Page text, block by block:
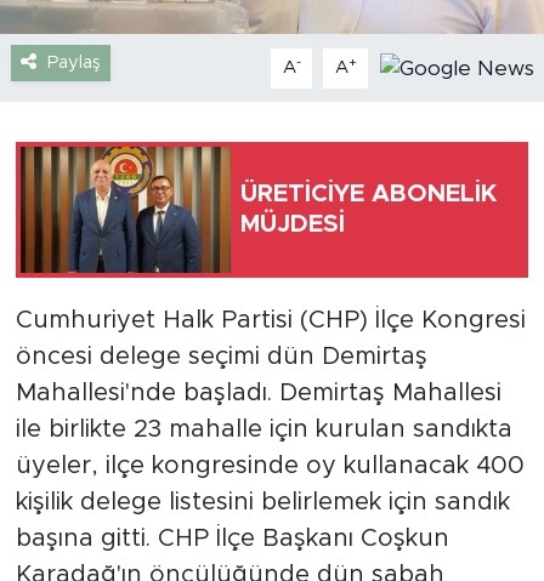
Paylaş A- A+
ÜRETİCİYE ABONELİK
MÜJDESİ
Cumhuriyet Halk Partisi (CHP) İlçe Kongresi
öncesi delege seçimi dün Demirtaş
Mahallesi'nde başladı. Demirtaş Mahallesi
ile birlikte 23 mahalle için kurulan sandıkta
üyeler, ilçe kongresinde oy kullanacak 400
kişilik delege listesini belirlemek için sandık
başına gitti. CHP İlçe Başkanı Coşkun
Karadağ'ın öncülüğünde dün sabah
Siyaset
Turizm
Türkiye
Yerel